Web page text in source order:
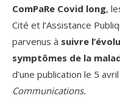
ComPaRe Covid long,
Cité et l’Assistance
parvenus à suivre
symptômes de la
d’une publication le 5
Communications.